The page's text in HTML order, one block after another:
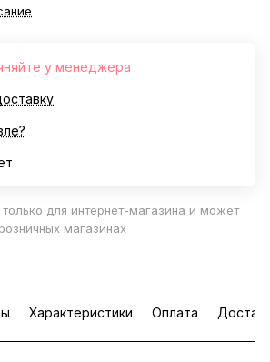
у менеджера
для интернет-магазина и может
магазинах
Характеристики Оплата